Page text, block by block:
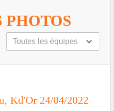
PHOTOS
Kd'Or 24/04/2022